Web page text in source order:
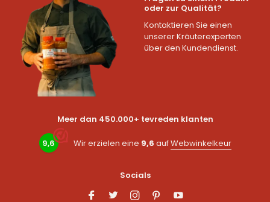
oder zur Qualität?
Kontaktieren Sie einen
unserer Kräuterexperten
über den Kundendienst.
Meer dan 450.000+ tevreden klanten
9,6 Wir erzielen eine 9,6 aufWebwinkelkeur
Socials